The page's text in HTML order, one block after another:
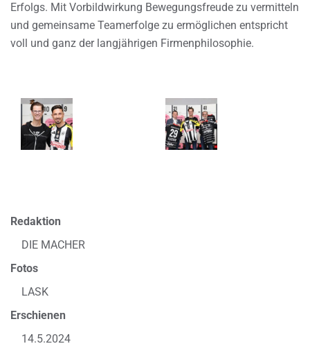
Erfolgs. Mit Vorbildwirkung Bewegungsfreude zu vermitteln
und gemeinsame Teamerfolge zu ermöglichen entspricht
voll und ganz der langjährigen Firmenphilosophie.
Redaktion
DIE MACHER
Fotos
LASK
Erschienen
14.5.2024